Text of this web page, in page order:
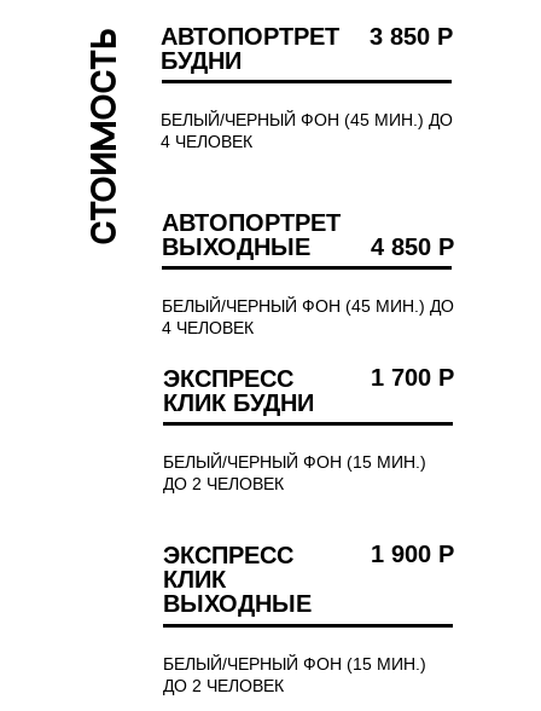
СТОИМОСТЬ
БЕЛЫЙ/ЧЕРНЫЙ ФОН (45 МИН.) ДО
4 ЧЕЛОВЕК
БЕЛЫЙ/ЧЕРНЫЙ ФОН (45 МИН.) ДО
4 ЧЕЛОВЕК
АВТОПОРТРЕТ
ВЫХОДНЫЕ
АВТОПОРТРЕТ
БУДНИ
3 850 Р
4 850 Р
БЕЛЫЙ/ЧЕРНЫЙ ФОН (15 МИН.)
ДО 2 ЧЕЛОВЕК
БЕЛЫЙ/ЧЕРНЫЙ ФОН (15 МИН.)
ДО 2 ЧЕЛОВЕК
1 700 Р
ЭКСПРЕСС
КЛИК БУДНИ
1 900 Р
ЭКСПРЕСС
КЛИК
ВЫХОДНЫЕ